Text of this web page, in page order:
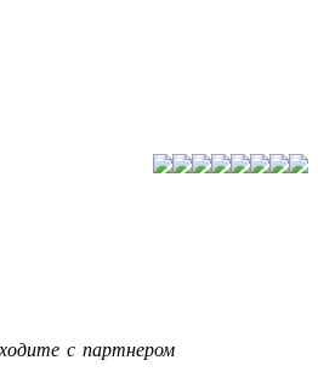
с партнером